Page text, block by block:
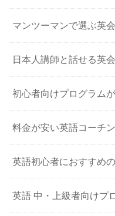
マンツーマンで選ぶ英
日本人講師と話せる英
初心者向けプログラム
料金が安い英語コーチ
英語初心者におすすめ
英語 中・上級者向けプ